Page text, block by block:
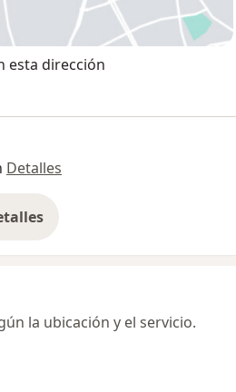
en una nueva pestaña
esta dirección
Detalles
la dirección
la ubicación y el servicio.